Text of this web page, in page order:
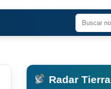
Radar Tierra